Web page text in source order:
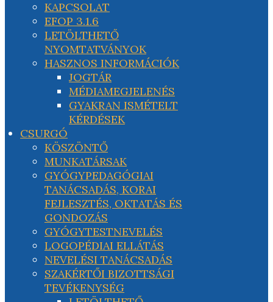
KAPCSOLAT
EFOP 3.1.6
LETÖLTHETŐ
NYOMTATVÁNYOK
HASZNOS INFORMÁCIÓK
JOGTÁR
MÉDIAMEGJELENÉS
GYAKRAN ISMÉTELT
KÉRDÉSEK
CSURGÓ
KÖSZÖNTŐ
MUNKATÁRSAK
GYÓGYPEDAGÓGIAI
TANÁCSADÁS, KORAI
FEJLESZTÉS, OKTATÁS ÉS
GONDOZÁS
GYÓGYTESTNEVELÉS
LOGOPÉDIAI ELLÁTÁS
NEVELÉSI TANÁCSADÁS
SZAKÉRTŐI BIZOTTSÁGI
TEVÉKENYSÉG